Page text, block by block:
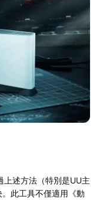
述方法（特別是UU主
此工具不僅適用《動